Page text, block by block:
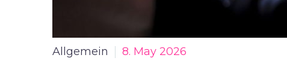
Allgemein 8. May 2026